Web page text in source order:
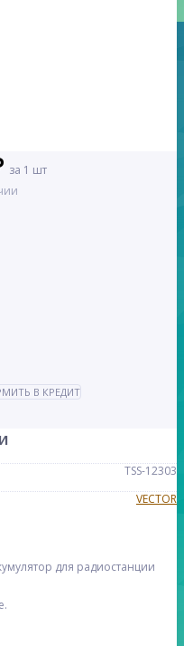
за 1 шт
В КРЕДИТ
TSS-12303
VECTOR
для радиостанции